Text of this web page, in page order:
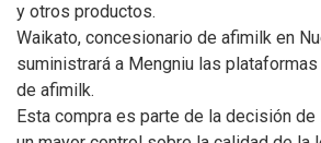
y otros productos.
Waikato, concesionario de afimilk en
suministrará a Mengniu las
de afimilk.
Esta compra es parte de la decisión de